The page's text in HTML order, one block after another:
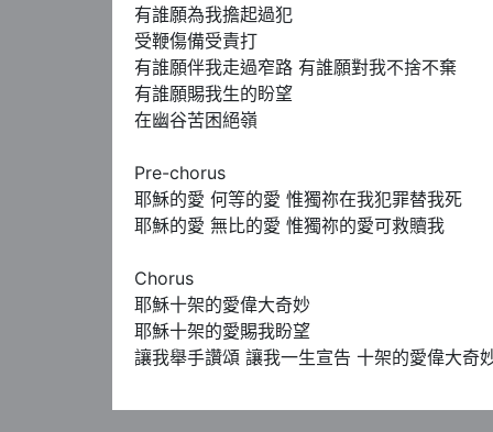
有誰願為我擔起過犯
受鞭傷備受責打
有誰願伴我走過窄路 有誰願對我不捨不棄
有誰願賜我生的盼望
在幽谷苦困絕嶺
Pre-chorus
耶穌的愛 何等的愛 惟獨祢在我犯罪替我死
耶穌的愛 無比的愛 惟獨祢的愛可救贖我
Chorus
耶穌十架的愛偉大奇妙
耶穌十架的愛賜我盼望
讓我舉手讚頌 讓我一生宣告 十架的愛偉大奇